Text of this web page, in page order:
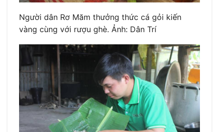
Người dân Rơ Măm thưởng thức cá gỏi kiến
vàng cùng với rượu ghè. Ảnh: Dân Trí